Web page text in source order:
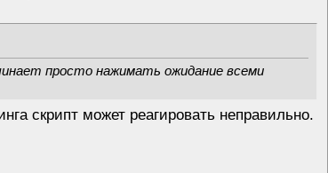
просто нажимать ожидание всеми
скрипт может реагировать неправильно.